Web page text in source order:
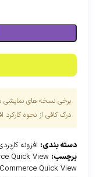
برخی نسخه های نمایشی
درک کافی از نحوه کارکرد
دسته بندی: افزونه
برچسب: Quick View
Quick View